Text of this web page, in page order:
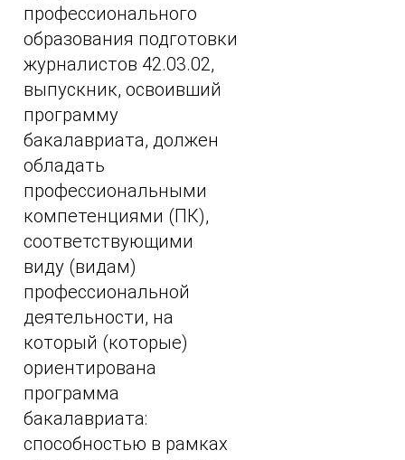
профессионального
образования подготовки
журналистов 42.03.02,
выпускник, освоивший
программу
бакалавриата, должен
обладать
профессиональными
компетенциями (ПК),
соответствующими
виду (видам)
профессиональной
деятельности, на
который (которые)
ориентирована
программа
бакалавриата:
способностью в рамках